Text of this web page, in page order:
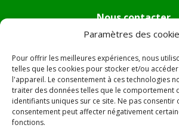
Paramètres des
Pour offrir les meilleures expériences, nous
telles que les cookies pour stocker et/ou
l'appareil. Le consentement à ces technologies
traiter des données telles que le comportement
identifiants uniques sur ce site. Ne pas consentir
consentement peut affecter négativement
fonctions.
Nous contacter
Tél :04.95.36.24.02
Mail:
Adresse :Hôtel de ville de
Le village
20230 Pietra di Verde